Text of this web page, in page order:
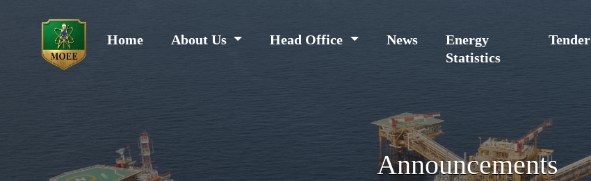
Home About Us Head Office News
Energy
Statistics
Tender
Announcements